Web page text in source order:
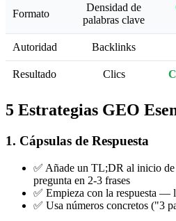
Formato
Densidad de
palabras clave
Autoridad Backlinks
Resultado Clics
5 Estrategias GEO
1. Cápsulas de Respuesta
✅ Añade un TL;DR al inicio de
pregunta en 2-3 frases
✅ Empieza con la respuesta —
✅ Usa números concretos ("3